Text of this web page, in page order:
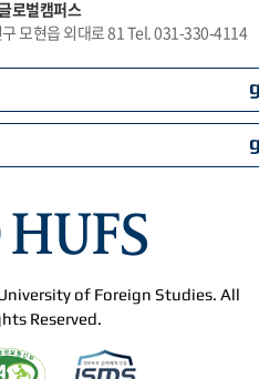
로벌캠퍼스
모현읍 외대로 81 Tel. 031-330-4114
of Foreign Studies. All
Reserved.